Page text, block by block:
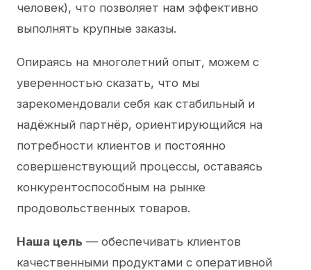
человек), что позволяет нам эффективно
выполнять крупные заказы.
Опираясь на многолетний опыт, можем с
уверенностью сказать, что мы
зарекомендовали себя как стабильный и
надёжный партнёр, ориентирующийся на
потребности клиентов и постоянно
совершенствующий процессы, оставаясь
конкурентоспособным на рынке
продовольственных товаров.
Наша цель — обеспечивать клиентов
качественными продуктами с оперативной